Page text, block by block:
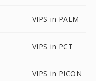
VIPS in PALM
VIPS in PCT
VIPS in PICON